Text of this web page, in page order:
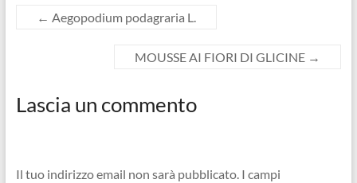
← Aegopodium podagraria L.
MOUSSE AI FIORI DI GLICINE →
Lascia un commento
Il tuo indirizzo email non sarà pubblicato. I campi